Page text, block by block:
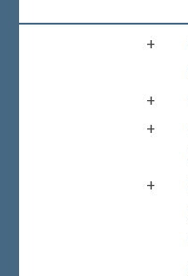
+
+
+
+